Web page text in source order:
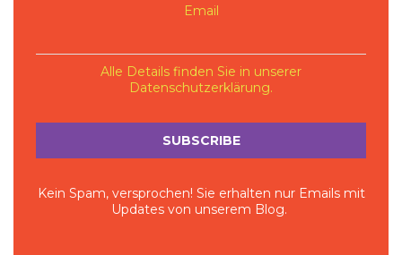
Email
Alle Details finden Sie in unserer
Datenschutzerklärung.
Kein Spam, versprochen! Sie erhalten nur Emails mit
Updates von unserem Blog.